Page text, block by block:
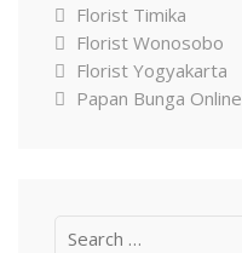
Florist Timika
Florist Wonosobo
Florist Yogyakarta
Papan Bunga Online
Search